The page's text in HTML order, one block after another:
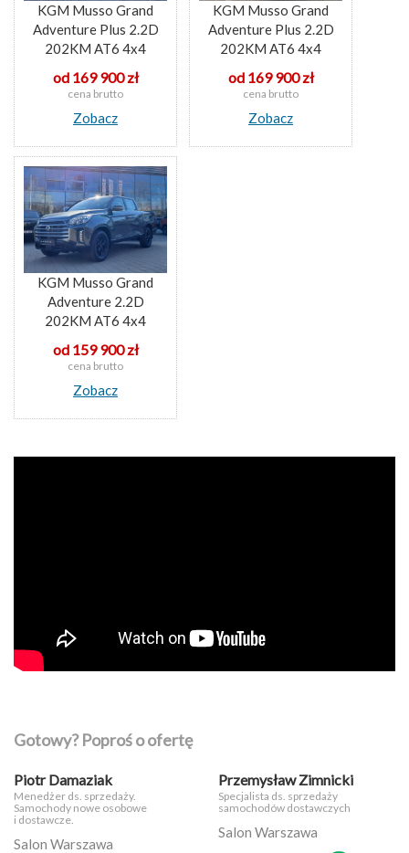
KGM Musso Grand
Adventure Plus 2.2D
202KM AT6 4x4
od 169 900 zł
cena brutto
Zobacz
KGM Musso Grand
Adventure Plus 2.2D
202KM AT6 4x4
od 169 900 zł
cena brutto
Zobacz
KGM Musso Grand
Adventure 2.2D
202KM AT6 4x4
od 159 900 zł
cena brutto
Zobacz
Gotowy? Poproś o ofertę
Piotr Damaziak
Menedżer ds. sprzedaży.
Samochody nowe osobowe
i dostawcze.
Salon Warszawa
Przemysław Zimnicki
Specjalista ds. sprzedaży
samochodów dostawczych
Salon Warszawa